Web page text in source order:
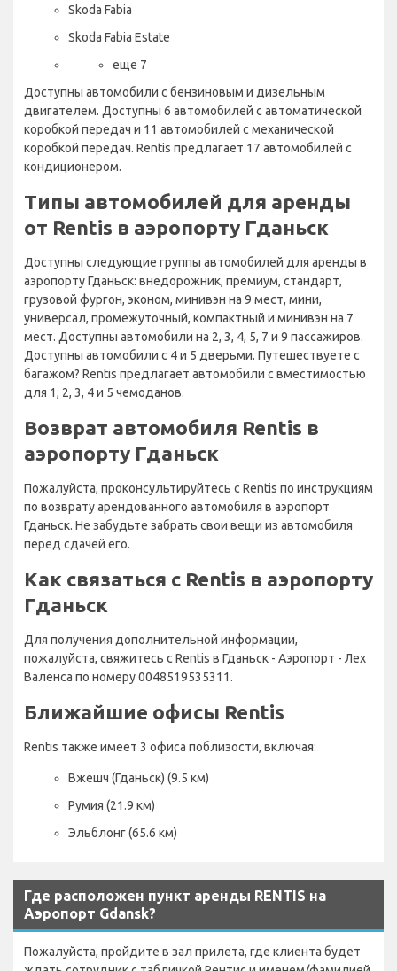
Skoda Fabia
Skoda Fabia Estate
еще 7
Доступны автомобили с бензиновым и дизельным
двигателем. Доступны 6 автомобилей с автоматической
коробкой передач и 11 автомобилей с механической
коробкой передач. Rentis предлагает 17 автомобилей с
кондиционером.
Типы автомобилей для аренды
от Rentis в аэропорту Гданьск
Доступны следующие группы автомобилей для аренды в
аэропорту Гданьск: внедорожник, премиум, стандарт,
грузовой фургон, эконом, минивэн на 9 мест, мини,
универсал, промежуточный, компактный и минивэн на 7
мест. Доступны автомобили на 2, 3, 4, 5, 7 и 9 пассажиров.
Доступны автомобили с 4 и 5 дверьми. Путешествуете с
багажом? Rentis предлагает автомобили с вместимостью
для 1, 2, 3, 4 и 5 чемоданов.
Возврат автомобиля Rentis в
аэропорту Гданьск
Пожалуйста, проконсультируйтесь с Rentis по инструкциям
по возврату арендованного автомобиля в аэропорт
Гданьск. Не забудьте забрать свои вещи из автомобиля
перед сдачей его.
Как связаться с Rentis в аэропорту
Гданьск
Для получения дополнительной информации,
пожалуйста, свяжитесь с Rentis в Гданьск - Аэропорт - Лех
Валенса по номеру 0048519535311.
Ближайшие офисы Rentis
Rentis также имеет 3 офиса поблизости, включая:
Вжешч (Гданьск) (9.5 км)
Румия (21.9 км)
Эльблонг (65.6 км)
Где расположен пункт аренды RENTIS на
Аэропорт Gdansk?
Пожалуйста, пройдите в зал прилета, где клиента будет